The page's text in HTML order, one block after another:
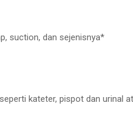
suction, dan sejenisnya*
kateter, pispot dan urinal